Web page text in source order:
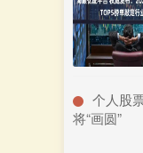
个人股
将“画圆”